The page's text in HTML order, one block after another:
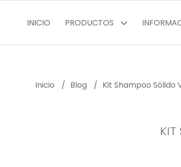
INICIO PRODUCTOS
Inicio
Blog Kit Shampoo Sólido
KIT